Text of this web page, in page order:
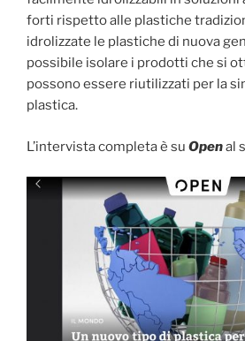
forti rispetto alle plastiche
idrolizzate le plastiche di nuova
possibile isolare i prodotti che si
possono essere riutilizzati per la
plastica.
L’intervista completa è su Openal